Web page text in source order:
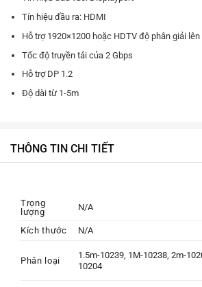
Tín hiệu đầu ra: HDMI
Hỗ trợ 1920×1200 hoặc HDTV độ phân giải
Tốc độ truyền tải của 2 Gbps
Hỗ trợ DP 1.2
Độ dài từ 1-5m
THÔNG TIN CHI TIẾT
Trọng
lượng
N/A
Kích thước N/A
Phân loại
1.5m-10239, 1M-10238, 2m-
10204